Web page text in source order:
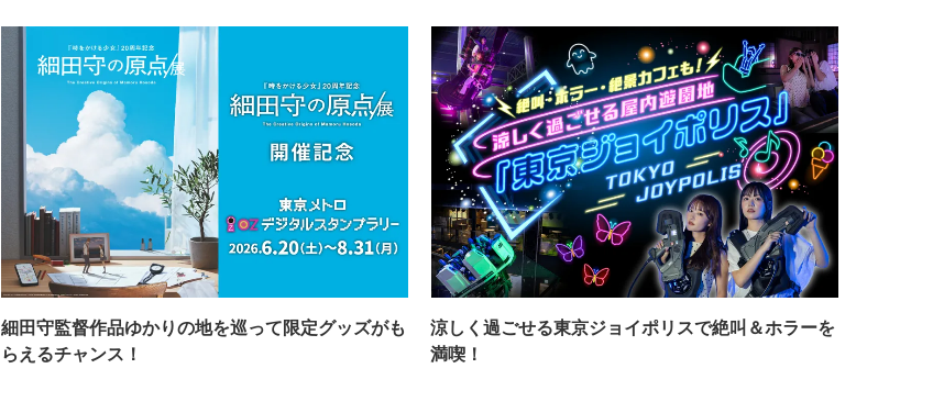
細田守監督作品ゆかりの地を巡って限定グッズがも
らえるチャンス！
涼しく過ごせる東京ジョイポリスで絶叫＆ホラーを
満喫！